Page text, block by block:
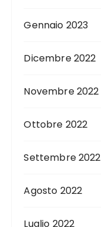
Gennaio 2023
Dicembre 2022
Novembre 2022
Ottobre 2022
Settembre 2022
Agosto 2022
Luglio 2022